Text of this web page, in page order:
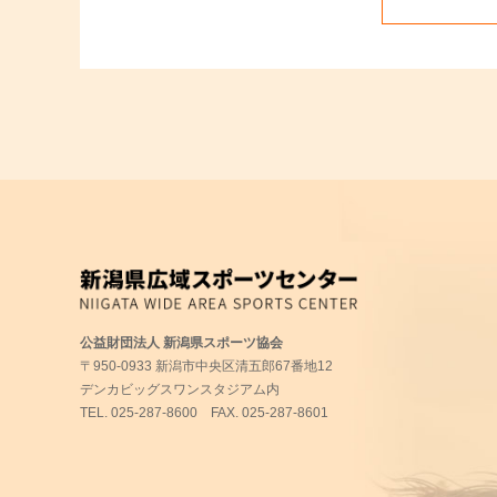
公益財団法人 新潟県スポーツ協会
〒950-0933 新潟市中央区清五郎67番地12
デンカビッグスワンスタジアム内
TEL. 025-287-8600 FAX. 025-287-8601